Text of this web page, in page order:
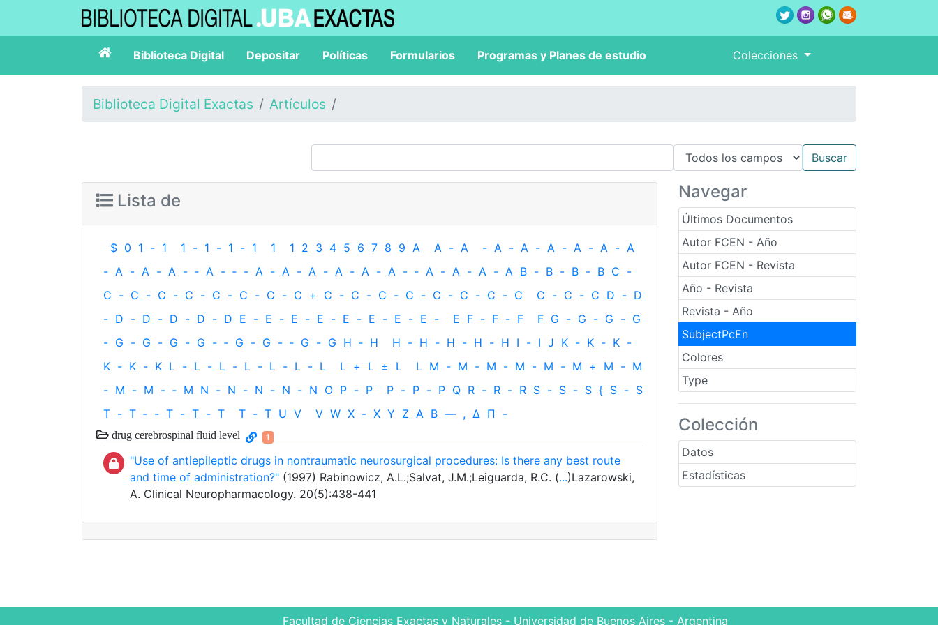
Biblioteca Digital Depositar Políticas Formularios Programas y Planes de estudio Colecciones
Biblioteca Digital Exactas Artículos
Navegar
Últimos Documentos
Autor FCEN - Año
Autor FCEN - Revista
Año - Revista
Revista - Año
SubjectPcEn
Colores
Type
Colección
Datos
Estadísticas
Lista de
$ 0 1 - 1 1 - 1 - 1 - 1 1 1 2 3 4 5 6 7 8 9 A A - A - A - A - A - A - A - A
- A - A - A - ‐ A - ‐ - A - A - A - A - A - A - ‐ A - A - A - A B - B - B - B C -
C - C - C - C - C - C - C - C + C - C - C - C - C - C - C - C C - C - C D - D
- D - D - D - D - D E - E - E - E - E - E - E - E - E F - F - F F G - G - G - G
- G - G - G - G - ‐ G - G - ‐ G - G H ‐ H H - H - H - H - H I - I J K - K - K -
K - K - K L - L - L - L - L - L - L L + L ± L L M - M - M - M - M - M + M - M
- M - M - ‐ M N - N - N - N - N O P - P P - P - P Q R - R - R S - S - S { S - S
T - T ‐ - T - T - T T - T U V V W X - X Y Z Α Β — , Δ Π -
drug cerebrospinal fluid level 1
"Use of antiepileptic drugs in nontraumatic neurosurgical procedures: Is there any best route
and time of administration?" (1997) Rabinowicz, A.L.;Salvat, J.M.;Leiguarda, R.C. (...)Lazarowski,
A. Clinical Neuropharmacology. 20(5):438-441
Facultad de Ciencias Exactas y Naturales - Universidad de Buenos Aires - Argentina